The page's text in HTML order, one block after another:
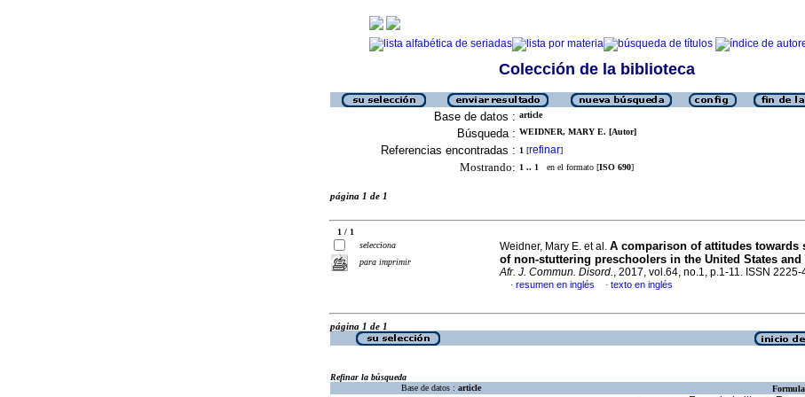
Colección de la biblioteca
Base de datos : article
Búsqueda : WEIDNER, MARY E. [Autor]
Referencias encontradas : 1 [refinar]
Mostrando: 1 .. 1 en el formato [ISO 690]
página 1 de 1
1 / 1
selecciona
para imprimir
Weidner, Mary E. et al. A comparison of attitudes towards
of non-stuttering preschoolers in the United States and
Afr. J. Commun. Disord., 2017, vol.64, no.1, p.1-11. ISSN 2225-
· resumen en inglés · texto en inglés
página 1 de 1
Refinar la búsqueda
Base de datos : article